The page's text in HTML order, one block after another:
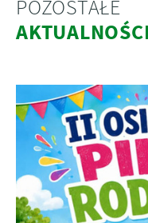
POZOSTAŁE
AKTUALNOŚCI